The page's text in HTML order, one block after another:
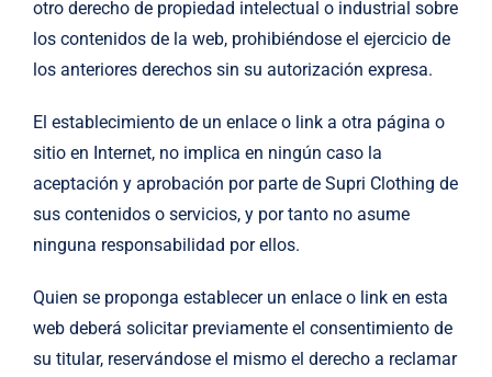
otro derecho de propiedad intelectual o industrial sobre
los contenidos de la web, prohibiéndose el ejercicio de
los anteriores derechos sin su autorización expresa.
El establecimiento de un enlace o link a otra página o
sitio en Internet, no implica en ningún caso la
aceptación y aprobación por parte de Supri Clothing de
sus contenidos o servicios, y por tanto no asume
ninguna responsabilidad por ellos.
Quien se proponga establecer un enlace o link en esta
web deberá solicitar previamente el consentimiento de
su titular, reservándose el mismo el derecho a reclamar